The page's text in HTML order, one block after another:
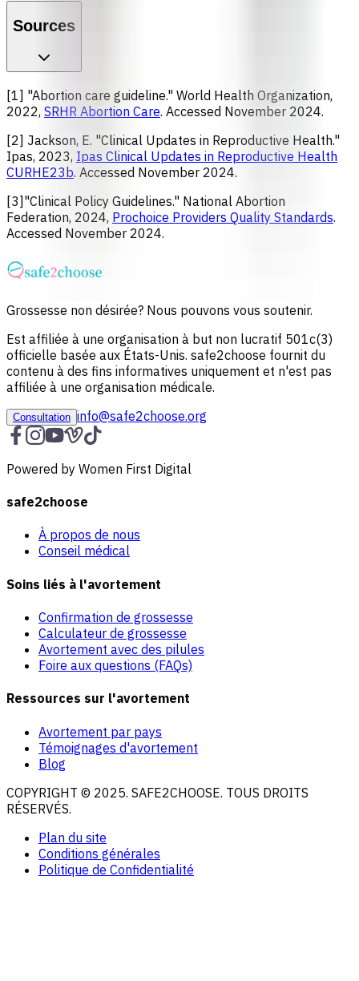
Sources
[1] "Abortion care guideline." World Health Organization,
2022, SRHR Abortion Care. Accessed November 2024.
[2] Jackson, E. "Clinical Updates in Reproductive Health."
Ipas, 2023, Ipas Clinical Updates in Reproductive Health
CURHE23b. Accessed November 2024.
[3]"Clinical Policy Guidelines." National Abortion
Federation, 2024, Prochoice Providers Quality Standards.
Accessed November 2024.
Grossesse non désirée? Nous pouvons vous soutenir.
Est affiliée à une organisation à but non lucratif 501c(3)
officielle basée aux États-Unis. safe2choose fournit du
contenu à des fins informatives uniquement et n'est pas
affiliée à une organisation médicale.
Consultation info@safe2choose.org
Powered by Women First Digital
safe2choose
À propos de nous
Conseil médical
Soins liés à l'avortement
Confirmation de grossesse
Calculateur de grossesse
Avortement avec des pilules
Foire aux questions (FAQs)
Ressources sur l'avortement
Avortement par pays
Témoignages d'avortement
Blog
COPYRIGHT © 2025. SAFE2CHOOSE. TOUS DROITS
RÉSERVÉS.
Plan du site
Conditions générales
Politique de Confidentialité